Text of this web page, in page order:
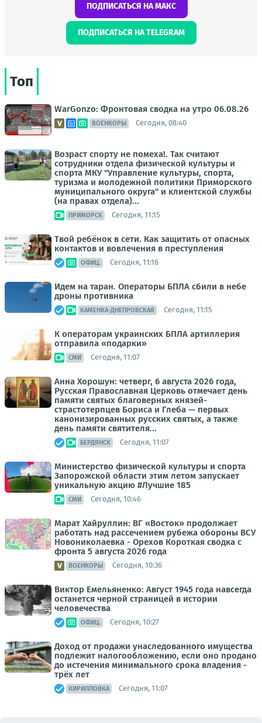
ПОДПИСАТЬСЯ НА МАКС
ПОДПИСАТЬСЯ НА TELEGRAM
Топ
WarGonzo: Фронтовая сводка на утро 06.08.26
ВОЕНКОРЫ Сегодня, 08:40
Возраст спорту не помеха!. Так считают
сотрудники отдела физической культуры и
спорта МКУ "Управление культуры, спорта,
туризма и молодежной политики Приморского
муниципального округа" и клиентской службы
(на правах отдела)...
ПРИМОРСК Сегодня, 11:15
Твой ребёнок в сети. Как защитить от опасных
контактов и вовлечения в преступления
ОФИЦ. Сегодня, 11:16
Идем на таран. Операторы БПЛА сбили в небе
дроны противника
КАМЕНКА-ДНЕПРОВСКАЯ Сегодня, 11:15
К операторам украинских БПЛА артиллерия
отправила «подарки»
СМИ Сегодня, 11:07
Анна Хорошун: четверг, 6 августа 2026 года,
Русская Православная Церковь отмечает день
памяти святых благоверных князей-
страстотерпцев Бориса и Глеба — первых
канонизированных русских святых, а также
день памяти святителя...
БЕРДЯНСК Сегодня, 11:07
Министерство физической культуры и спорта
Запорожской области этим летом запускает
уникальную акцию #Лучшие 185
СМИ Сегодня, 10:46
Марат Хайруллин: ВГ «Восток» продолжает
работать над рассечением рубежа обороны ВСУ
Новониколаевка - Орехов Короткая сводка с
фронта 5 августа 2026 года
ВОЕНКОРЫ Сегодня, 10:36
Виктор Емельяненко: Август 1945 года навсегда
останется черной страницей в истории
человечества
ОФИЦ. Сегодня, 10:27
Доход от продажи унаследованного имущества
подлежит налогообложению, если оно продано
до истечения минимального срока владения -
трёх лет
КИРИЛЛОВКА Сегодня, 11:07